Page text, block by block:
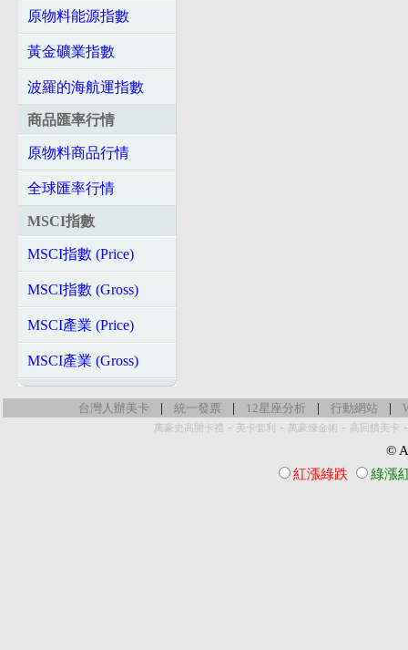
原物料能源指數
黃金礦業指數
波羅的海航運指數
商品匯率行情
原物料商品行情
全球匯率行情
MSCI指數
MSCI指數 (Price)
MSCI指數 (Gross)
MSCI產業 (Price)
MSCI產業 (Gross)
台灣人辦美卡 | 統一發票 | 12星座分析 | 行動網站 |
萬豪史高開卡禮 - 美卡套利 - 萬豪煉金術 - 高回饋美卡
©
紅漲綠跌
綠漲